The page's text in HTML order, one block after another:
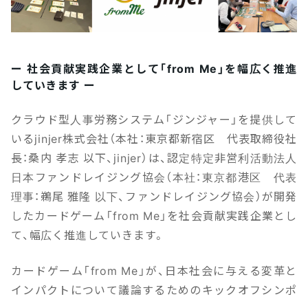
ー 社会貢献実践企業として「from Me」を幅広く推進
していきます ー
クラウド型人事労務システム「ジンジャー」を提供して
いるjinjer株式会社（本社：東京都新宿区 代表取締役社
長：桑内 孝志 以下、jinjer）は、認定特定非営利活動法人
日本ファンドレイジング協会（本社：東京都港区 代表
理事：鵜尾 雅隆 以下、ファンドレイジング協会）が開発
したカードゲーム「from Me」を社会貢献実践企業とし
て、幅広く推進していきます。
カードゲーム「from Me」が、日本社会に与える変革と
インパクトについて議論するためのキックオフシンポ